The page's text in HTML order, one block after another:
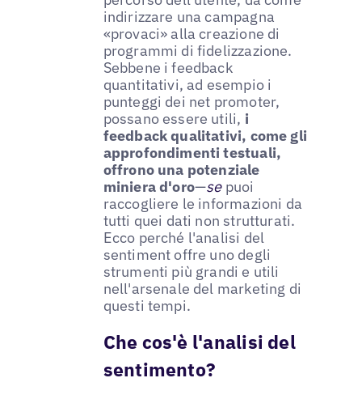
indirizzare una campagna
«provaci» alla creazione di
programmi di fidelizzazione.
Sebbene i feedback
quantitativi, ad esempio i
punteggi dei net promoter,
possano essere utili, i
feedback qualitativi, come gli
approfondimenti testuali,
offrono una potenziale
miniera d'oro—sepuoi
raccogliere le informazioni da
tutti quei dati non strutturati.
Ecco perché l'analisi del
sentiment offre uno degli
strumenti più grandi e utili
nell'arsenale del marketing di
questi tempi.
Che cos'è l'analisi del
sentimento?